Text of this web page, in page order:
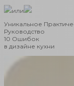
или
Уникальное
Руководство
10 Ошибок
в дизайне кухни